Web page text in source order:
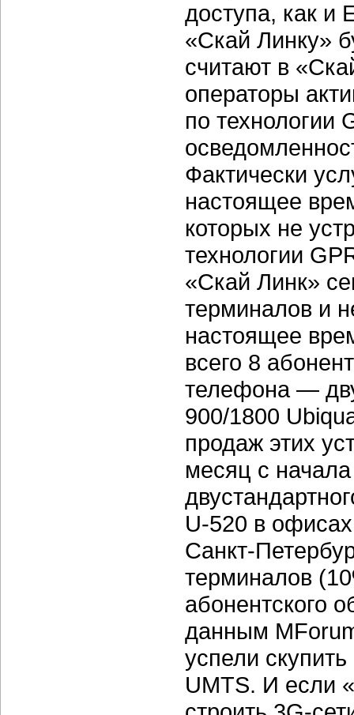
доступа, как и
«Скай Линку»
считают в
операторы
по
Фактически
настоящее
которых не
технологии
«Скай Линк»
терминалов и
настоящее
всего 8
телефона —
900/1800
продаж этих
месяц с
U-520 в
Санкт-
терминалов
абонентского
данным
успели
UMTS. И если